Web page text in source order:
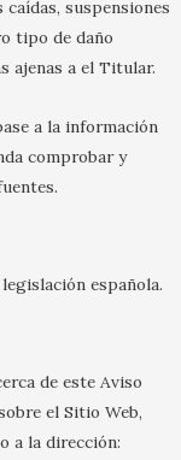
suspensiones
tipo de daño
ajenas a el Titular.
a la información
comprobar y
española.
de este Aviso
el Sitio Web,
a la dirección: